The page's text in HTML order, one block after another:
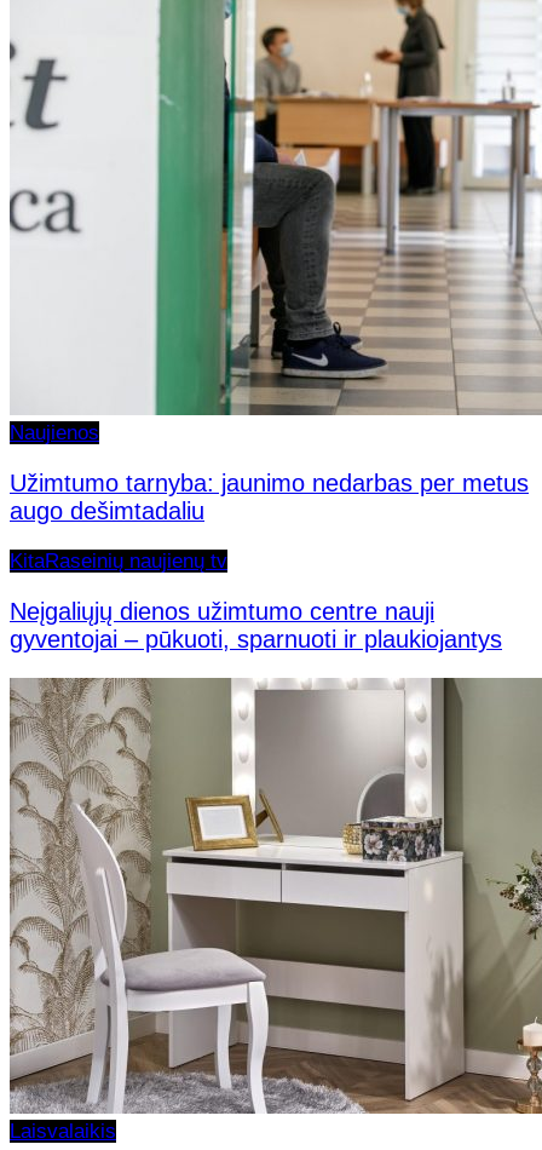
Naujienos
Užimtumo tarnyba: jaunimo nedarbas per metus
augo dešimtadaliu
KitaRaseinių naujienų tv
Neįgaliųjų dienos užimtumo centre nauji
gyventojai – pūkuoti, sparnuoti ir plaukiojantys
Laisvalaikis